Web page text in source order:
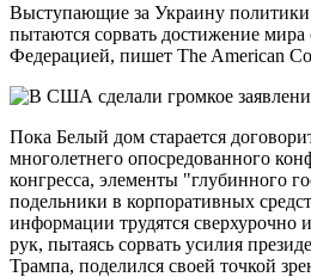
Выступающие за Украину
пытаются сорвать достижение мира
Федерацией, пишет The American
Пока Белый дом старается
многолетнего опосредованного
конгресса, элементы "глубинного
подельники в корпоративных
информации трудятся сверхурочно
рук, пытаясь сорвать усилия
Трампа, поделился своей точкой